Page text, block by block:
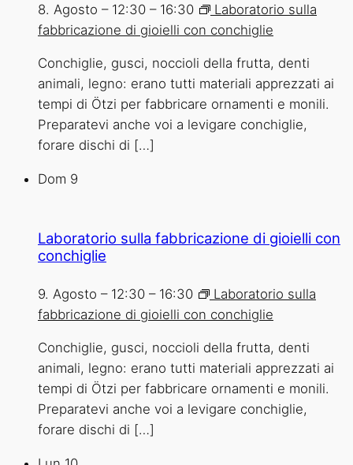
8. Agosto – 12:30 – 16:30
Laboratorio sulla
fabbricazione di gioielli con conchiglie
Conchiglie, gusci, noccioli della frutta, denti
animali, legno: erano tutti materiali apprezzati ai
tempi di Ötzi per fabbricare ornamenti e monili.
Preparatevi anche voi a levigare conchiglie,
forare dischi di […]
Dom 9
Laboratorio sulla fabbricazione di gioielli con
conchiglie
9. Agosto – 12:30 – 16:30
Laboratorio sulla
fabbricazione di gioielli con conchiglie
Conchiglie, gusci, noccioli della frutta, denti
animali, legno: erano tutti materiali apprezzati ai
tempi di Ötzi per fabbricare ornamenti e monili.
Preparatevi anche voi a levigare conchiglie,
forare dischi di […]